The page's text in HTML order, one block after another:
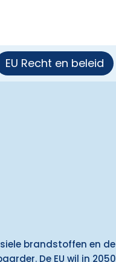
EU Recht en beleid
brandstoffen en de
De EU wil in 2050